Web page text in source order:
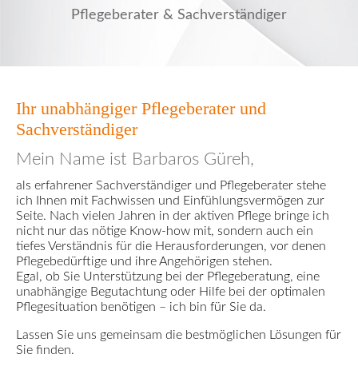
Pflegeberater & Sachverständiger
Ihr unabhängiger Pflegeberater und
Sachverständiger
Mein Name ist Barbaros Güreh,
als erfahrener Sachverständiger und Pflegeberater stehe
ich Ihnen mit Fachwissen und Einfühlungsvermögen zur
Seite. Nach vielen Jahren in der aktiven Pflege bringe ich
nicht nur das nötige Know-how mit, sondern auch ein
tiefes Verständnis für die Herausforderungen, vor denen
Pflegebedürftige und ihre Angehörigen stehen.
Egal, ob Sie Unterstützung bei der Pflegeberatung, eine
unabhängige Begutachtung oder Hilfe bei der optimalen
Pflegesituation benötigen – ich bin für Sie da.
Lassen Sie uns gemeinsam die bestmöglichen Lösungen für
Sie finden.